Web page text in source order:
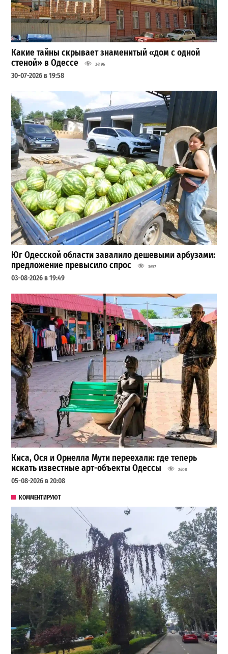
Какие тайны скрывает знаменитый «дом с одной
стеной» в Одессе
34196
30-07-2026 в 19:58
Юг Одесской области завалило дешевыми арбузами:
предложение превысило спрос
3657
03-08-2026 в 19:49
Киса, Ося и Орнелла Мути переехали: где теперь
искать известные арт-объекты Одессы
2408
05-08-2026 в 20:08
КОММЕНТИРУЮТ